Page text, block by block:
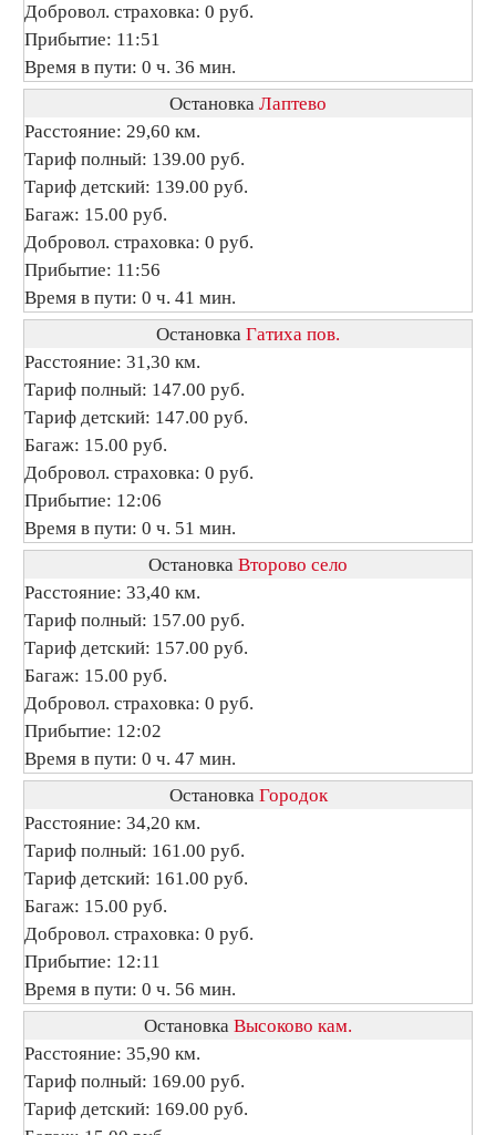
Добровол. страховка: 0 руб.
Прибытие: 11:51
Время в пути: 0 ч. 36 мин.
Остановка Лаптево
Расстояние: 29,60 км.
Тариф полный: 139.00 руб.
Тариф детский: 139.00 руб.
Багаж: 15.00 руб.
Добровол. страховка: 0 руб.
Прибытие: 11:56
Время в пути: 0 ч. 41 мин.
Остановка Гатиха пов.
Расстояние: 31,30 км.
Тариф полный: 147.00 руб.
Тариф детский: 147.00 руб.
Багаж: 15.00 руб.
Добровол. страховка: 0 руб.
Прибытие: 12:06
Время в пути: 0 ч. 51 мин.
Остановка Второво село
Расстояние: 33,40 км.
Тариф полный: 157.00 руб.
Тариф детский: 157.00 руб.
Багаж: 15.00 руб.
Добровол. страховка: 0 руб.
Прибытие: 12:02
Время в пути: 0 ч. 47 мин.
Остановка Городок
Расстояние: 34,20 км.
Тариф полный: 161.00 руб.
Тариф детский: 161.00 руб.
Багаж: 15.00 руб.
Добровол. страховка: 0 руб.
Прибытие: 12:11
Время в пути: 0 ч. 56 мин.
Остановка Высоково кам.
Расстояние: 35,90 км.
Тариф полный: 169.00 руб.
Тариф детский: 169.00 руб.